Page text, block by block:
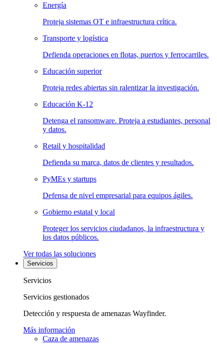
Energía
Proteja sistemas OT e infraestructura crítica.
Transporte y logística
Defienda operaciones en flotas, puertos y ferrocarriles.
Educación superior
Proteja redes abiertas sin ralentizar la investigación.
Educación K-12
Detenga el ransomware. Proteja a estudiantes, personal
y datos.
Retail y hospitalidad
Defienda su marca, datos de clientes y resultados.
PyMEs y startups
Defensa de nivel empresarial para equipos ágiles.
Gobierno estatal y local
Proteger los servicios ciudadanos, la infraestructura y
los datos públicos.
Ver todas las soluciones
Servicios
Servicios
Servicios gestionados
Detección y respuesta de amenazas Wayfinder.
Más información
Caza de amenazas